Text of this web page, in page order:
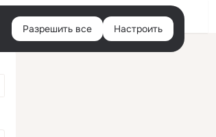
Войти
Разрешить все Настроить